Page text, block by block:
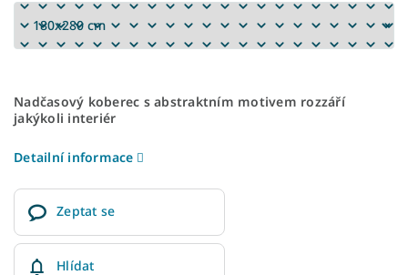
Nadčasový koberec s abstraktním motivem rozzáří
jakýkoli interiér
Detailní informace
Zeptat se
Hlídat